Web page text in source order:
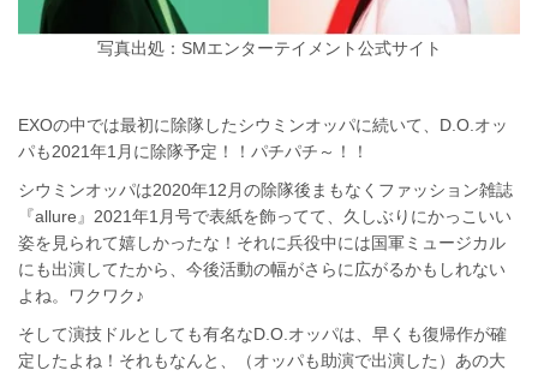
写真出処：SMエンターテイメント公式サイト
EXOの中では最初に除隊したシウミンオッパに続いて、D.O.オッ
パも2021年1月に除隊予定！！パチパチ～！！
シウミンオッパは2020年12月の除隊後まもなくファッション雑誌
『allure』2021年1月号で表紙を飾ってて、久しぶりにかっこいい
姿を見られて嬉しかったな！それに兵役中には国軍ミュージカル
にも出演してたから、今後活動の幅がさらに広がるかもしれない
よね。ワクワク♪
そして演技ドルとしても有名なD.O.オッパは、早くも復帰作が確
定したよね！それもなんと、（オッパも助演で出演した）あの大